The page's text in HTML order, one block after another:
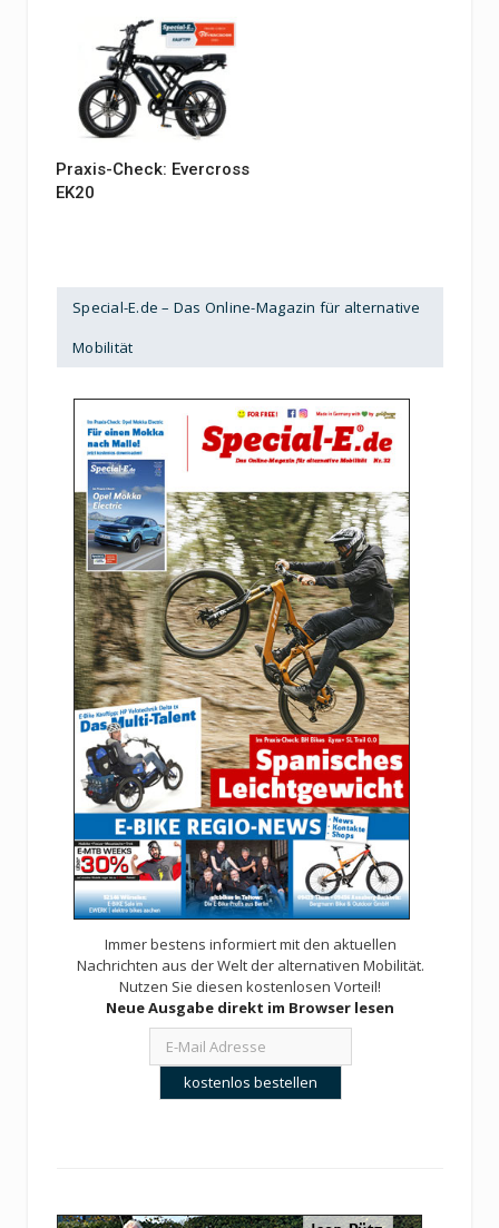
Praxis-Check: Evercross
EK20
Special-E.de – Das Online-Magazin für alternative
Mobilität
Immer bestens informiert mit den aktuellen
Nachrichten aus der Welt der alternativen Mobilität.
Nutzen Sie diesen kostenlosen Vorteil!
Neue Ausgabe direkt im Browser lesen